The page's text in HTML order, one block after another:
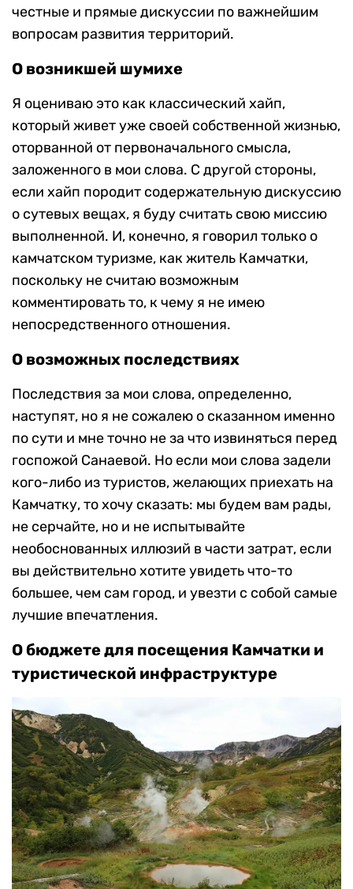
честные и прямые дискуссии по важнейшим
вопросам развития территорий.
О возникшей шумихе
Я оцениваю это как классический хайп,
который живет уже своей собственной жизнью,
оторванной от первоначального смысла,
заложенного в мои слова. С другой стороны,
если хайп породит содержательную дискуссию
о сутевых вещах, я буду считать свою миссию
выполненной. И, конечно, я говорил только о
камчатском туризме, как житель Камчатки,
поскольку не считаю возможным
комментировать то, к чему я не имею
непосредственного отношения.
О возможных последствиях
Последствия за мои слова, определенно,
наступят, но я не сожалею о сказанном именно
по сути и мне точно не за что извиняться перед
госпожой Санаевой. Но если мои слова задели
кого-либо из туристов, желающих приехать на
Камчатку, то хочу сказать: мы будем вам рады,
не серчайте, но и не испытывайте
необоснованных иллюзий в части затрат, если
вы действительно хотите увидеть что-то
большее, чем сам город, и увезти с собой самые
лучшие впечатления.
О бюджете для посещения Камчатки и
туристической инфраструктуре